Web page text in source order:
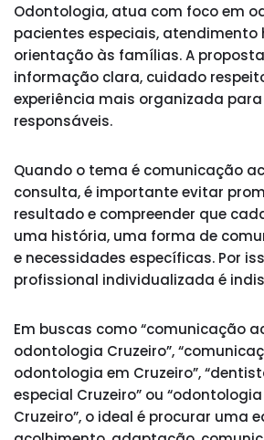
Odontologia, atua com foco em
pacientes especiais, atendimento
orientação às famílias. A
informação clara, cuidado
experiência mais organizada
responsáveis.
Quando o tema é comunicação
consulta, é importante evitar
resultado e compreender que
uma história, uma forma de
e necessidades específicas. Por
profissional individualizada é
Em buscas como “comunicação
odontologia Cruzeiro”,
odontologia em Cruzeiro”,
especial Cruzeiro” ou
Cruzeiro”, o ideal é procurar uma